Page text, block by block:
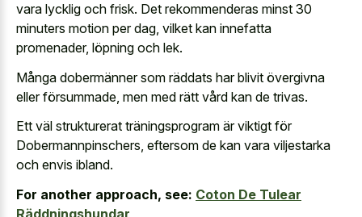
vara lycklig och frisk. Det rekommenderas minst 30
minuters motion per dag, vilket kan innefatta
promenader, löpning och lek.
Många dobermänner som räddats har blivit övergivna
eller försummade, men med rätt vård kan de trivas.
Ett väl strukturerat träningsprogram är viktigt för
Dobermannpinschers, eftersom de kan vara viljestarka
och envis ibland.
For another approach, see: Coton De Tulear
Räddningshundar